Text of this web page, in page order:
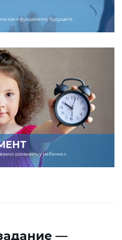
как к фундаменту будущего
развивать у ребенка с
—